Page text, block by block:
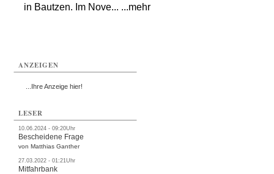
in Bautzen. Im Nove... ...mehr
ANZEIGEN
...Ihre Anzeige hier!
LESER
10.06.2024 - 09:20Uhr
Bescheidene Frage
von Matthias Ganther
27.03.2022 - 01:21Uhr
Mitfahrbank